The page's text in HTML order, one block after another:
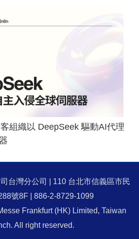
組織以 DeepSeek 驅動AI代理
台灣分公司 | 110 台北市信義區市民
號8F | 886-2-8729-1099
Frankfurt (HK) Limited, Taiwan
All right reserved.